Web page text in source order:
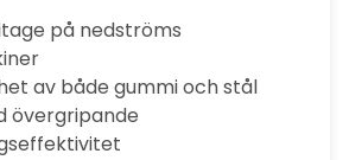
på nedströms
av både gummi och stål
övergripande